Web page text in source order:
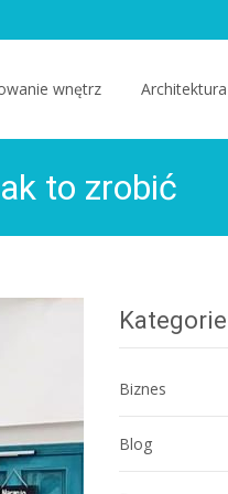
wnętrz Architektura
to zrobić
Kategorie
Biznes
Blog